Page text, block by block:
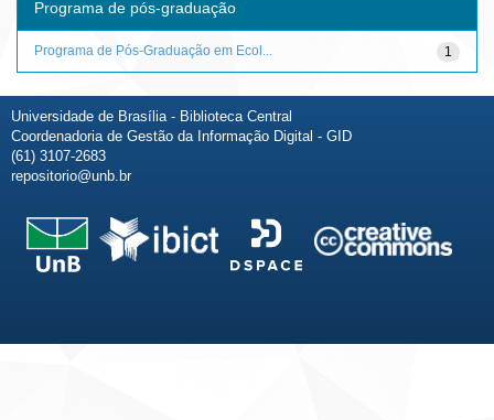
Programa de pós-graduação
1
Programa de Pós-Graduação em Ecol...
Universidade de Brasília - Biblioteca Central
Coordenadoria de Gestão da Informação Digital - GID
(61) 3107-2683
repositorio@unb.br